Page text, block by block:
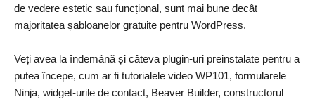
de vedere estetic sau funcțional, sunt mai bune decât
majoritatea șabloanelor gratuite pentru WordPress.
Veți avea la îndemână și câteva plugin-uri preinstalate pentru a
putea începe, cum ar fi tutorialele video WP101, formularele
Ninja, widget-urile de contact, Beaver Builder, constructorul